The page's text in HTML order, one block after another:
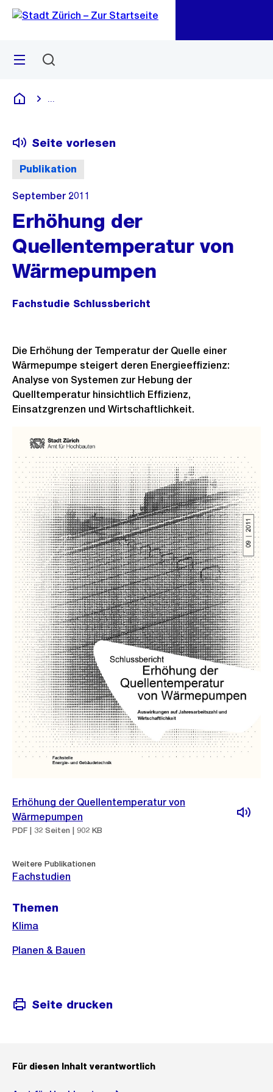
Navigation
Sprunglink
Menü
Deutsch
Publikation
Seite vorlesen
September 2011
Erhöhung der
Quellentemperatur von
Wärmepumpen
Fachstudie Schlussbericht
Die Erhöhung der Temperatur der Quelle einer
Wärmepumpe steigert deren Energieeffizienz:
Analyse von Systemen zur Hebung der
Quelltemperatur hinsichtlich Effizienz,
Einsatzgrenzen und Wirtschaftlichkeit.
Erhöhung der Quellentemperatur von
Wärmepumpen
PDF | 32 Seiten | 902 KB
Weitere Publikationen
Fachstudien
Themen
Klima
Planen & Bauen
Seite drucken
Für diesen Inhalt verantwortlich